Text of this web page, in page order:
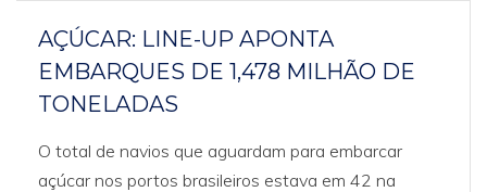
AÇÚCAR: LINE-UP APONTA
EMBARQUES DE 1,478 MILHÃO DE
TONELADAS
O total de navios que aguardam para embarcar
açúcar nos portos brasileiros estava em 42 na